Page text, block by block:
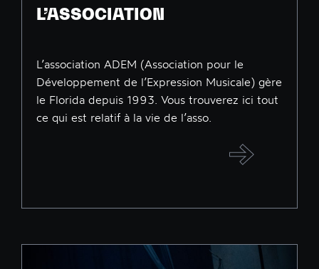
L’ASSOCIATION
L’association ADEM (Association pour le
Développement de l’Expression Musicale) gère
le Florida depuis 1993. Vous trouverez ici tout
ce qui est relatif à la vie de l’asso.